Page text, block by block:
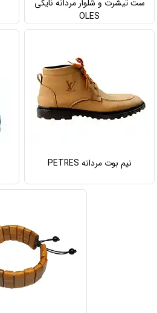
ست تیشرت و شلوار مردانه نایکی
OLES
نیم بوت مردانه PETRES